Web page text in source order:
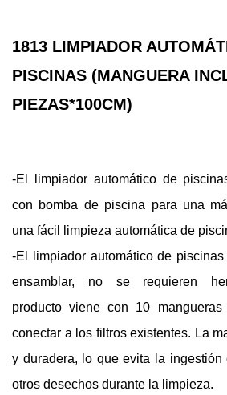
1813 LIMPIADOR
PISCINAS (MANGUERA
PIEZAS*100CM)
-El limpiador automático de
con bomba de piscina para una
una fácil limpieza automática de
-El limpiador automático de
ensamblar, no se requieren
producto viene con 10
conectar a los filtros existentes. La
y duradera, lo que evita la
otros desechos durante la limpieza.